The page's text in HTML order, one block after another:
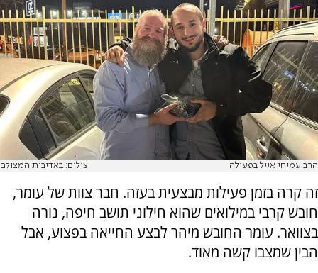
הרב עמיחי אייל בפעולה צילום: באדיבות המצולם
זה קרה בזמן פעילות מבצעית בעזה. חבר צוות של עומר,
חובש קרבי במילואים שהוא חילוני תושב חיפה, נורה
בצוואר. עומר החובש מיהר לבצע החייאה בפצוע, אבל
הבין שמצבו קשה מאוד.